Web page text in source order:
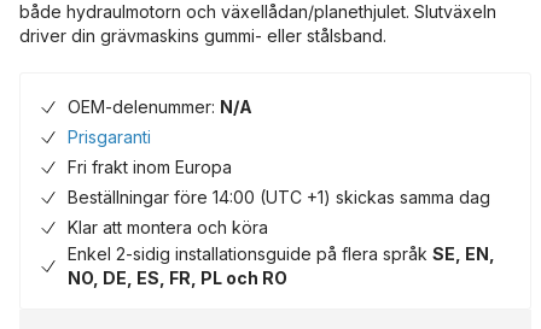
både hydraulmotorn och växellådan/planethjulet. Slutväxeln
driver din grävmaskins gummi- eller stålsband.
OEM-delenummer: N/A
Prisgaranti
Fri frakt inom Europa
Beställningar före 14:00 (UTC +1) skickas samma dag
Klar att montera och köra
Enkel 2-sidig installationsguide på flera språk SE, EN,
NO, DE, ES, FR, PL och RO